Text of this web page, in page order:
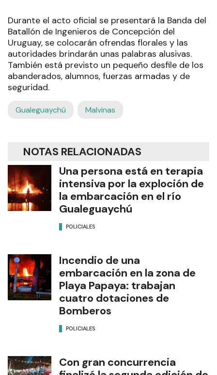
Durante el acto oficial se presentará la Banda del
Batallón de Ingenieros de Concepción del
Uruguay, se colocarán ofrendas florales y las
autoridades brindarán unas palabras alusivas.
También está previsto un pequeño desfile de los
abanderados, alumnos, fuerzas armadas y de
seguridad.
Gualeguaychú Malvinas
NOTAS RELACIONADAS
Una persona está en terapia
intensiva por la exploción de
la embarcación en el río
Gualeguaychú
POLICIALES
Incendio de una
embarcación en la zona de
Playa Papaya: trabajan
cuatro dotaciones de
Bomberos
POLICIALES
Con gran concurrencia